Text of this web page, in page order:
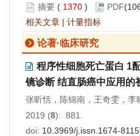
摘要 ( 1370 ) PDF
相关文章 | 计量指标
论著·临床研究
程序性细胞死亡蛋白 1
镜诊断 结直肠癌中应用的
张昕恬，陈锦南，王奇雯，李
2019 (8): 881.
doi: 10.3969/j.issn.1674-